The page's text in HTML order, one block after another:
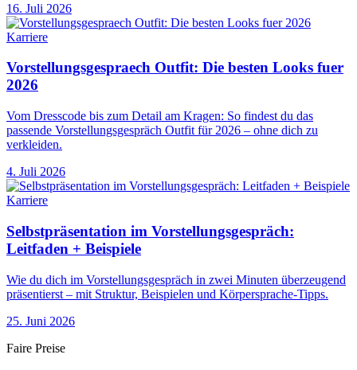
16. Juli 2026
Karriere
Vorstellungsgespraech Outfit: Die besten Looks fuer
2026
Vom Dresscode bis zum Detail am Kragen: So findest du das
passende Vorstellungsgespräch Outfit für 2026 – ohne dich zu
verkleiden.
4. Juli 2026
Karriere
Selbstpräsentation im Vorstellungsgespräch:
Leitfaden + Beispiele
Wie du dich im Vorstellungsgespräch in zwei Minuten überzeugend
präsentierst – mit Struktur, Beispielen und Körpersprache-Tipps.
25. Juni 2026
Faire Preise